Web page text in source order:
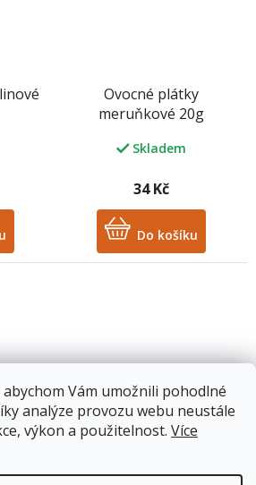
Vám umožnili pohodlné
analýze provozu webu neustále
výkon a použitelnost. Více
Ovocné plátky
meruňkové 20g
Skladem
34 Kč
Do košíku
Ovocné plátky višňové
20g
Skladem